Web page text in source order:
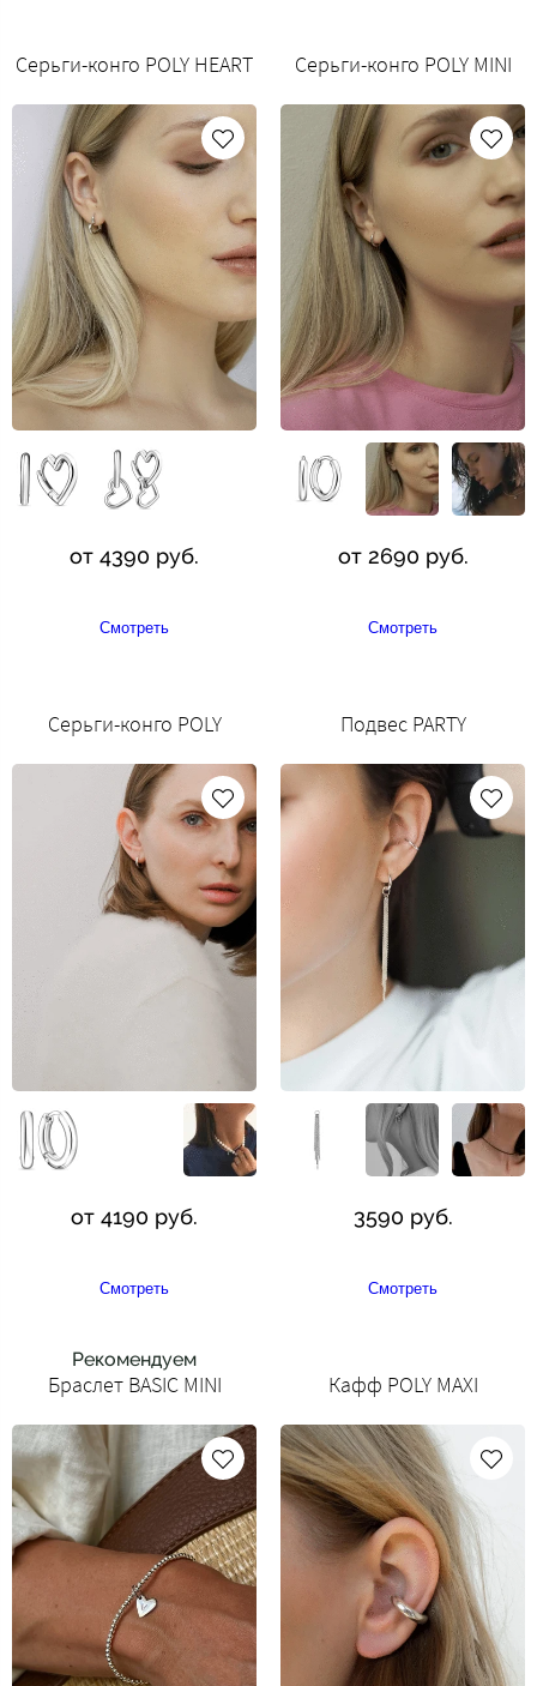
Серьги-конго POLY HEART
от 4390 руб.
Смотреть
Серьги-конго POLY MINI
от 2690 руб.
Смотреть
Серьги-конго POLY
от 4190 руб.
Смотреть
Подвес PARTY
3590 руб.
Смотреть
Рекомендуем
Браслет BASIC MINI Кафф POLY MAXI